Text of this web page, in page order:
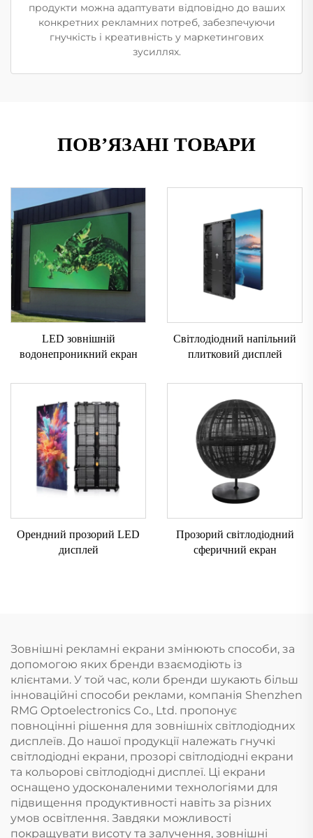
продукти можна адаптувати відповідно до ваших
конкретних рекламних потреб, забезпечуючи
гнучкість і креативність у маркетингових
зусиллях.
ПОВ’ЯЗАНІ ТОВАРИ
LED зовнішній
водонепроникний екран
Світлодіодний напільний
плитковий дисплей
Орендний прозорий LED
дисплей
Прозорий світлодіодний
сферичний екран
Зовнішні рекламні екрани змінюють способи, за
допомогою яких бренди взаємодіють із
клієнтами. У той час, коли бренди шукають більш
інноваційні способи реклами, компанія Shenzhen
RMG Optoelectronics Co., Ltd. пропонує
повноцінні рішення для зовнішніх світлодіодних
дисплеїв. До нашої продукції належать гнучкі
світлодіодні екрани, прозорі світлодіодні екрани
та кольорові світлодіодні дисплеї. Ці екрани
оснащено удосконаленими технологіями для
підвищення продуктивності навіть за різних
умов освітлення. Завдяки можливості
покращувати висоту та залучення, зовнішні